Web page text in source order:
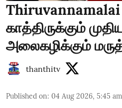
Thiruvannamalai
காத்திருக்கும்
அலைகழிக்கும்
thanthitv
Published on: 04 Aug 2026, 5:45 am